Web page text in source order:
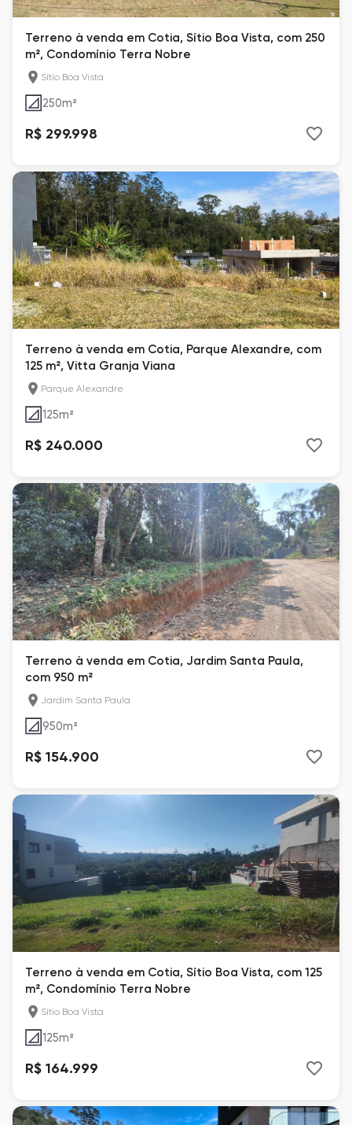
Terreno à venda em Cotia, Sítio Boa Vista, com 250
m², Condomínio Terra Nobre
Sítio Boa Vista
250m²
R$ 299.998
Terreno à venda em Cotia, Parque Alexandre, com
125 m², Vitta Granja Viana
Parque Alexandre
125m²
R$ 240.000
Terreno à venda em Cotia, Jardim Santa Paula,
com 950 m²
Jardim Santa Paula
950m²
R$ 154.900
Terreno à venda em Cotia, Sítio Boa Vista, com 125
m², Condomínio Terra Nobre
Sítio Boa Vista
125m²
R$ 164.999